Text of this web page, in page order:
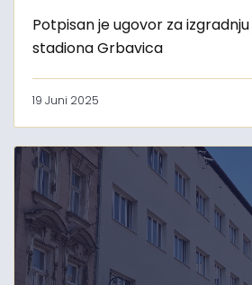
Potpisan je ugovor za
stadiona Grbavica
19 Juni 2025